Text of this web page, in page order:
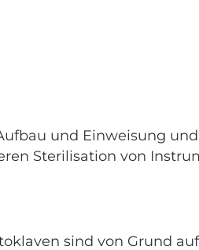
und Einweisung
Sterilisation von
sind von Grund